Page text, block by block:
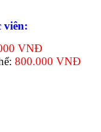
viên:
VNĐ
800.000 VNĐ